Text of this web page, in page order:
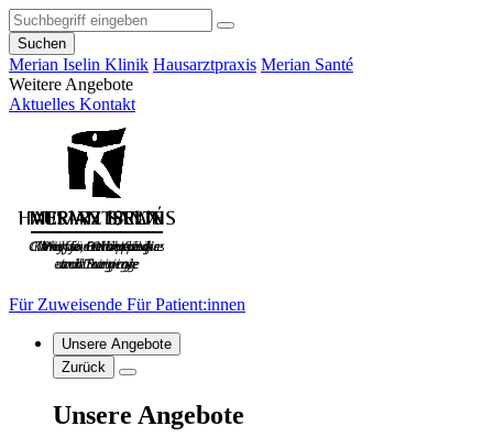
Suchen
Merian Iselin Klinik Hausarztpraxis Merian Santé
Weitere Angebote
Aktuelles Kontakt
Für Zuweisende Für Patient:innen
Unsere Angebote
Zurück
Unsere Angebote